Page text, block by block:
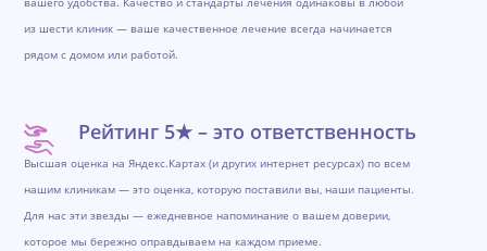
из шести клиник — ваше качественное лечение всегда начинается
рядом с домом или работой.
Рейтинг 5★ – это ответственность
Высшая оценка на Яндекс.Картах (и других интернет ресурсах) по всем
нашим клиникам — это оценка, которую поставили вы, наши пациенты.
Для нас эти звезды — ежедневное напоминание о вашем доверии,
которое мы бережно оправдываем на каждом приеме.